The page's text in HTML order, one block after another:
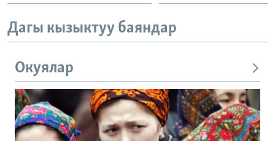
Дагы кызыктуу баяндар
Окуялар